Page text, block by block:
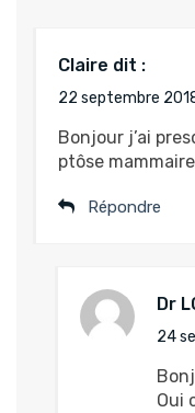
Claire dit :
22 septembre
Bonjour j’ai
ptôse
Répondre
Dr
24
Oui